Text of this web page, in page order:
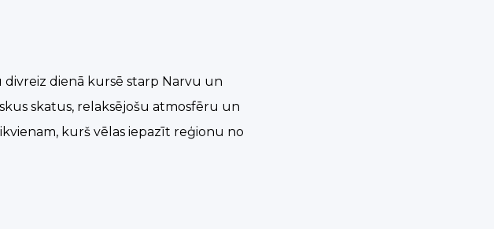
dienā kursē starp Narvu un
skatus, relaksējošu atmosfēru un
kurš vēlas iepazīt reģionu no